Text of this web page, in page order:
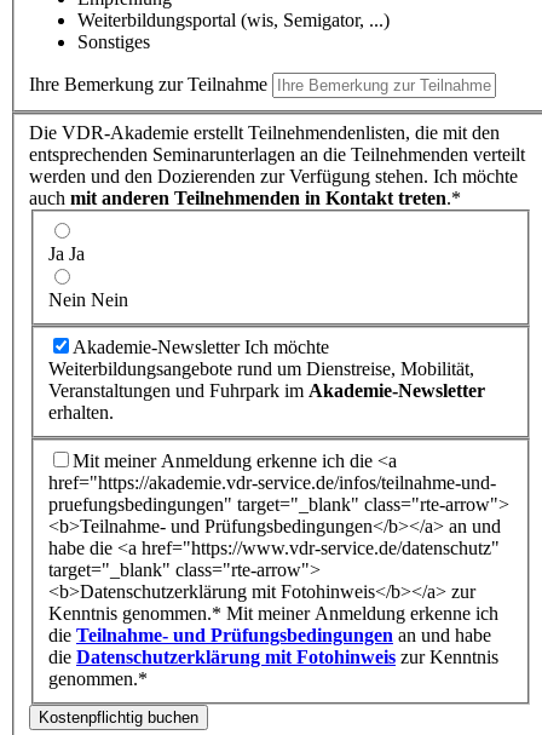
Weiterbildungsportal (wis, Semigator, ...)
Sonstiges
Ihre Bemerkung zur Teilnahme
Die VDR-Akademie erstellt Teilnehmendenlisten, die mit den
entsprechenden Seminarunterlagen an die Teilnehmenden verteilt
werden und den Dozierenden zur Verfügung stehen. Ich möchte
auch mit anderen Teilnehmenden in Kontakt treten.*
Ja Ja
Nein Nein
Akademie-NewsletterIch möchte
Weiterbildungsangebote rund um Dienstreise, Mobilität,
Veranstaltungen und Fuhrpark im Akademie-Newsletter
erhalten.
Mit meiner Anmeldung erkenne ich die <a
href="https://akademie.vdr-service.de/infos/teilnahme-und-
pruefungsbedingungen" target="_blank" class="rte-arrow">
<b>Teilnahme- und Prüfungsbedingungen</b></a> an und
habe die <a href="https://www.vdr-service.de/datenschutz"
target="_blank" class="rte-arrow">
<b>Datenschutzerklärung mit Fotohinweis</b></a> zur
Kenntnis genommen.*
die Teilnahme- und Prüfungsbedingungen an und habe
die Datenschutzerklärung mit Fotohinweis zur Kenntnis
genommen.*